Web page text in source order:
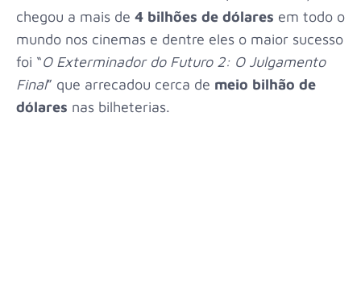
chegou a mais de 4 bilhões de dólares em todo o
mundo nos cinemas e dentre eles o maior sucesso
foi “O Exterminador do Futuro 2: O Julgamento
Final” que arrecadou cerca de meio bilhão de
dólares nas bilheterias.